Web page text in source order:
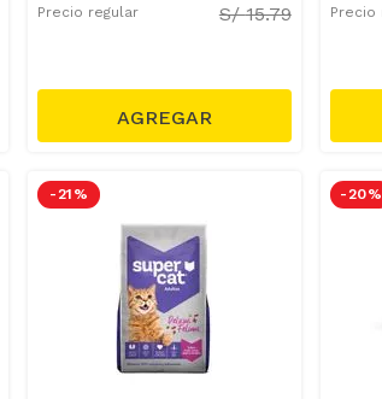
Precio regular S/15.79 Precio
-21 % -20 %